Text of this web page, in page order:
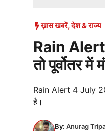
ख़ास खबरें,देश & राज्य
Rain Alert
तो पूर्वोतर में
Rain Alert 4 July
है।
By: Anurag